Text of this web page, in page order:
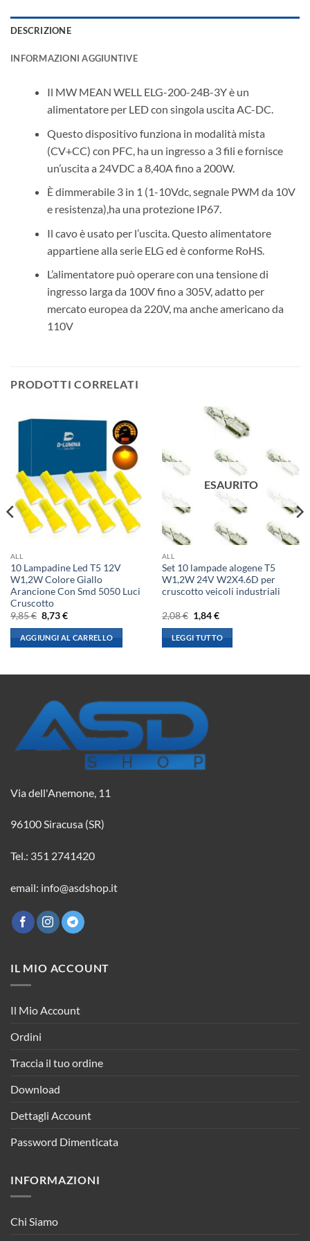
DESCRIZIONE
INFORMAZIONI AGGIUNTIVE
Il MW MEAN WELL ELG-200-24B-3Y è un
alimentatore per LED con singola uscita AC-DC.
Questo dispositivo funziona in modalità mista
(CV+CC) con PFC, ha un ingresso a 3 fili e fornisce
un’uscita a 24VDC a 8,40A fino a 200W.
È dimmerabile 3 in 1 (1-10Vdc, segnale PWM da 10V
e resistenza),ha una protezione IP67.
Il cavo è usato per l’uscita. Questo alimentatore
appartiene alla serie ELG ed è conforme RoHS.
L’alimentatore può operare con una tensione di
ingresso larga da 100V fino a 305V, adatto per
mercato europea da 220V, ma anche americano da
110V
PRODOTTI CORRELATI
ALL
10 Lampadine Led T5 12V
W1,2W Colore Giallo
Arancione Con Smd 5050 Luci
Cruscotto
9,85€ Il
prezzo
originale
era:
9,85 €.
8,73€Il
attuale
è:
8,73 €.
AGGIUNGI AL CARRELLO
ESAURITO
ALL
Set 10 lampade alogene T5
W1,2W 24V W2X4.6D per
cruscotto veicoli industriali
2,08€ Il
prezzo
originale
era:
2,08 €.
1,84€Il
attuale
è:
1,84 €.
LEGGI TUTTO
Via dell'Anemone, 11
96100 Siracusa (SR)
Tel.: 351 2741420
email: info@asdshop.it
IL MIO ACCOUNT
Il Mio Account
Ordini
Traccia il tuo ordine
Download
Dettagli Account
Password Dimenticata
INFORMAZIONI
Chi Siamo